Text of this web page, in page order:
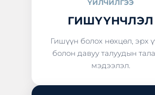
ҮЙЛЧИЛГЭЭ
ГИШҮҮНЧЛЭЛ
Гишүүн болох нөхцөл, эрх
болон давуу талуудын
мэдээлэл.